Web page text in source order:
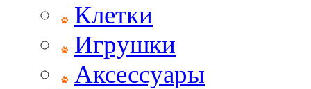
Клетки
Игрушки
Аксессуары